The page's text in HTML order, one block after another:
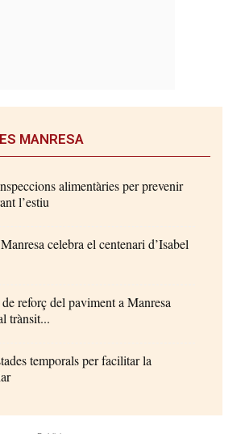
MANRESA
alimentàries per prevenir
l’estiu
celebra el centenari d’Isabel
reforç del paviment a Manresa
trànsit...
temporals per facilitar la